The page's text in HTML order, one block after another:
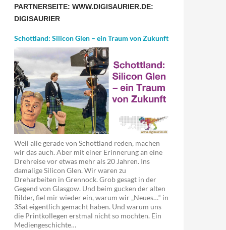
PARTNERSEITE: WWW.DIGISAURIER.DE:
DIGISAURIER
Schottland: Silicon Glen – ein Traum von Zukunft
Weil alle gerade von Schottland reden, machen
wir das auch. Aber mit einer Erinnerung an eine
Drehreise vor etwas mehr als 20 Jahren. Ins
damalige Silicon Glen. Wir waren zu
Dreharbeiten in Grennock. Grob gesagt in der
Gegend von Glasgow. Und beim gucken der alten
Bilder, fiel mir wieder ein, warum wir „Neues…“ in
3Sat eigentlich gemacht haben. Und warum uns
die Printkollegen erstmal nicht so mochten. Ein
Mediengeschichte…